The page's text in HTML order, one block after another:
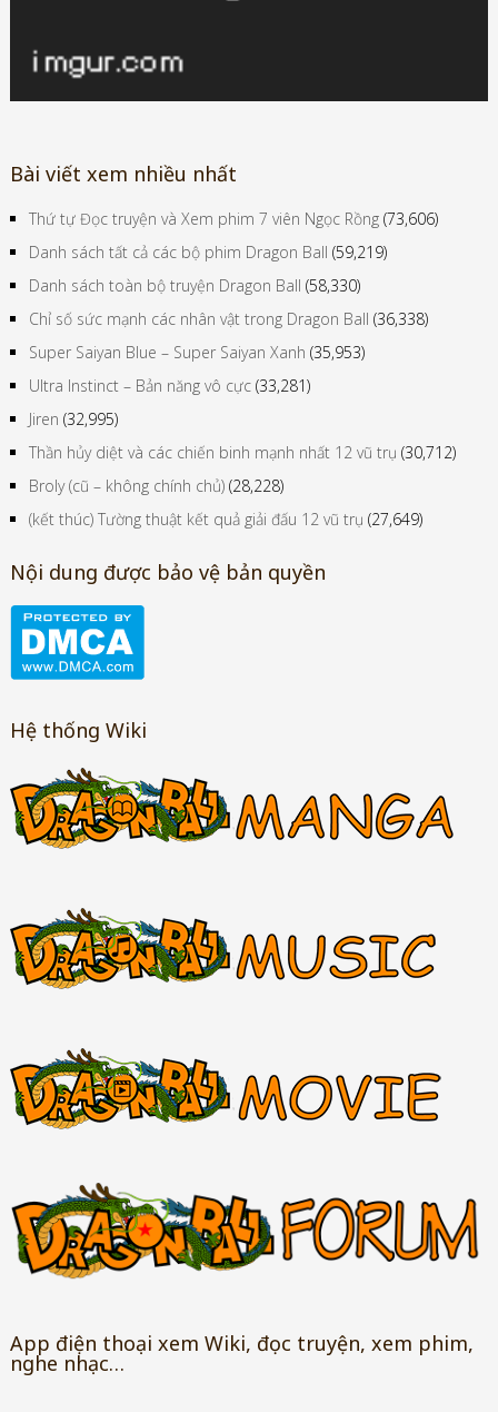
Bài viết xem nhiều nhất
Thứ tự Đọc truyện và Xem phim 7 viên Ngọc Rồng (73,606)
Danh sách tất cả các bộ phim Dragon Ball (59,219)
Danh sách toàn bộ truyện Dragon Ball (58,330)
Chỉ số sức mạnh các nhân vật trong Dragon Ball (36,338)
Super Saiyan Blue – Super Saiyan Xanh (35,953)
Ultra Instinct – Bản năng vô cực (33,281)
Jiren (32,995)
Thần hủy diệt và các chiến binh mạnh nhất 12 vũ trụ (30,712)
Broly (cũ – không chính chủ) (28,228)
(kết thúc) Tường thuật kết quả giải đấu 12 vũ trụ (27,649)
Nội dung được bảo vệ bản quyền
Hệ thống Wiki
App điện thoại xem Wiki, đọc truyện, xem phim,
nghe nhạc…